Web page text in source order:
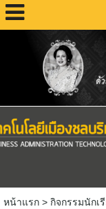
หน้าแรก> กิจกรรมนักเ